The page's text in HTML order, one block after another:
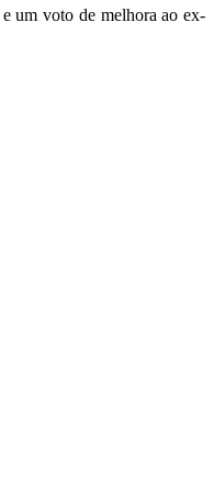
um voto de melhora ao ex-